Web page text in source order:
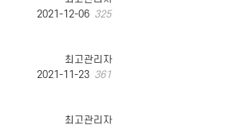
2021-12-06 325
최고관리자
2021-11-23 361
최고관리자